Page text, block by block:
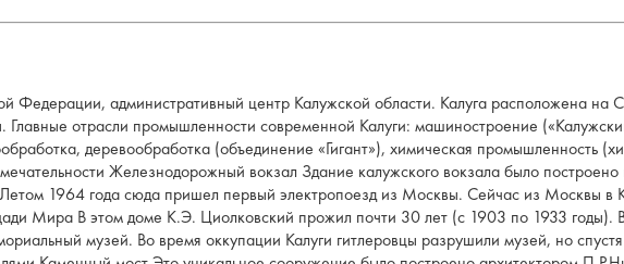
Федерации, административный центр Калужской области. Калуга расположена
отрасли промышленности современной Калуги: машиностроение
деревообработка (объединение «Гигант»), химическая промышленность
Железнодорожный вокзал Здание калужского вокзала было
1964 года сюда пришел первый электропоезд из Москвы. Сейчас из Москвы в
Мира В этом доме К.Э. Циолковский прожил почти 30 лет (с 1903 по 1933 годы).
музей. Во время оккупации Калуги гитлеровцы разрушили музей, но